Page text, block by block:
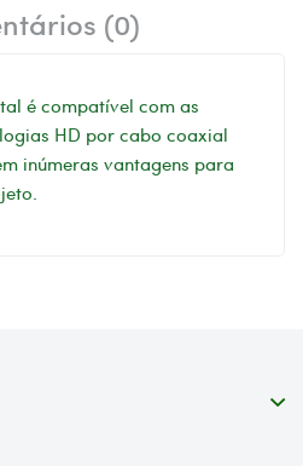
(0)
é compatível com as
HD por cabo coaxial
inúmeras vantagens para